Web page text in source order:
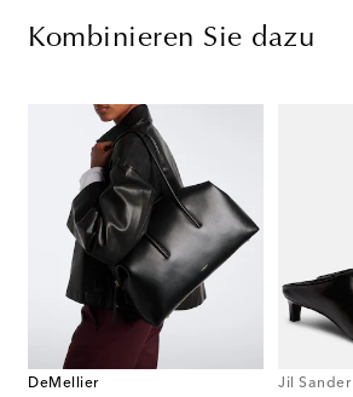
Kombinieren Sie dazu
DeMellier
Jil Sander